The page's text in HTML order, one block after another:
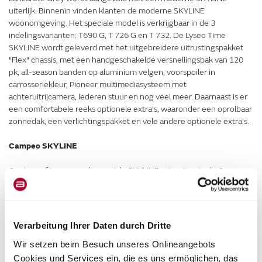
Verarbeitung Ihrer Daten durch Dritte
Wir setzen beim Besuch unseres Onlineangebots
Cookies und Services ein, die es uns ermöglichen, das
uiterlijk. Binnenin vinden klanten de moderne SKYLINE
woonomgeving. Het speciale model is verkrijgbaar in de 3
indelingsvarianten: T690 G, T 726 G en T 732. De Lyseo Time
SKYLINE wordt geleverd met het uitgebreidere uitrustingspakket
"Flex" chassis, met een handgeschakelde versnellingsbak van 120
pk, all-season banden op aluminium velgen, voorspoiler in
carrosseriekleur, Pioneer multimediasysteem met
achteruitrijcamera, lederen stuur en nog veel meer. Daarnaast is er
een comfortabele reeks optionele extra's, waaronder een oprolbaar
zonnedak, een verlichtingspakket en vele andere optionele extra's.
Campeo SKYLINE
Om te profiteren van de speciale SKYLINE-uitrusting in de Campeo
camper hoeft de klant alleen maar het SKYLINE-pakket bij het
geselecteerde Campeo basismodel (C 540/C 600) te bestellen. En
Grey, de spoilerbeschermbuis en het stijlvolle SKYLINE
exterieurdesign maken van deze Campeo een bijzonder voertuig.
Het SKYLINE-pakket omvat ook een verlichtingspakket, een Wifi